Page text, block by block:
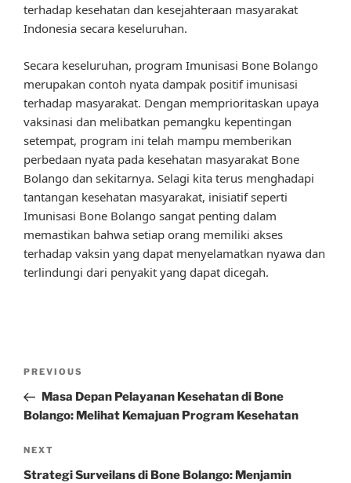
terhadap kesehatan dan kesejahteraan masyarakat
Indonesia secara keseluruhan.
Secara keseluruhan, program Imunisasi Bone Bolango
merupakan contoh nyata dampak positif imunisasi
terhadap masyarakat. Dengan memprioritaskan upaya
vaksinasi dan melibatkan pemangku kepentingan
setempat, program ini telah mampu memberikan
perbedaan nyata pada kesehatan masyarakat Bone
Bolango dan sekitarnya. Selagi kita terus menghadapi
tantangan kesehatan masyarakat, inisiatif seperti
Imunisasi Bone Bolango sangat penting dalam
memastikan bahwa setiap orang memiliki akses
terhadap vaksin yang dapat menyelamatkan nyawa dan
terlindungi dari penyakit yang dapat dicegah.
Previous
Post
PREVIOUS
Masa Depan Pelayanan Kesehatan di Bone
Bolango: Melihat Kemajuan Program Kesehatan
Next
Post
NEXT
Strategi Surveilans di Bone Bolango: Menjamin